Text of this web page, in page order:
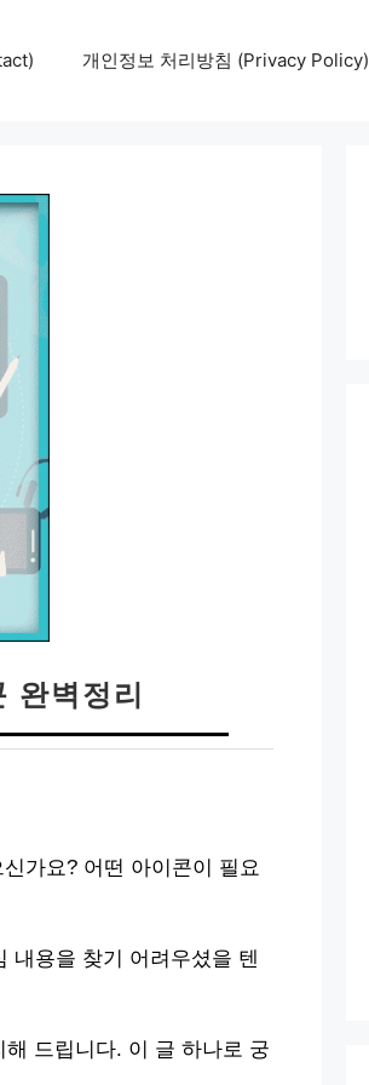
개인정보 처리방침 (Privacy Policy)
벽정리
가요? 어떤 아이콘이 필요
내용을 찾기 어려우셨을 텐
드립니다. 이 글 하나로 궁